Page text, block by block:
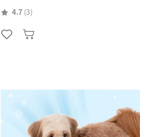
4.7 (3)